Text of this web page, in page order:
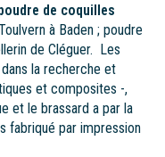
de coquilles
à Baden ; poudre
de Cléguer. Les
la recherche et
et composites -,
et le brassard a par la
fabriqué par impression